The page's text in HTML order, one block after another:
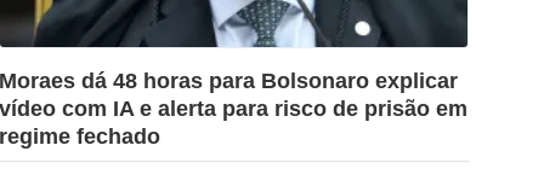
?>
Moraes dá 48 horas para Bolsonaro explicar
vídeo com IA e alerta para risco de prisão em
regime fechado